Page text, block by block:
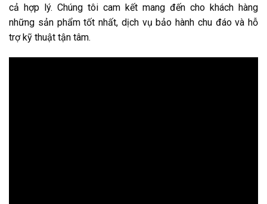
cả hợp lý. Chúng tôi cam kết mang đến cho khách hàng
những sản phẩm tốt nhất, dịch vụ bảo hành chu đáo và hỗ
trợ kỹ thuật tận tâm.